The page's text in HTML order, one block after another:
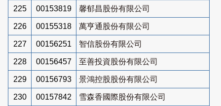
225 00153819 馨郁昌股份有限公司
226 00155318 萬亨通股份有限公司
227 00156251 智信股份有限公司
228 00156457 至善投資股份有限公司
229 00156793 景鴻控股股份有限公司
230 00157842 雪森香國際股份有限公司